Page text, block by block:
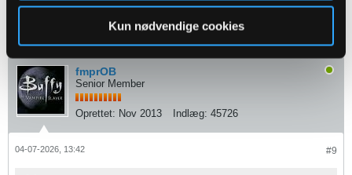
Kun nødvendige cookies
fmprOB
Senior Member
Oprettet: Nov 2013 Indlæg: 45726
#9
04-07-2026, 13:42